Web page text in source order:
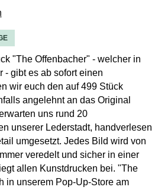
"The Offenbacher" - welcher in
- gibt es ab sofort einen
wir euch den auf 499 Stück
angelehnt an das Original
uns rund 20
unserer Lederstadt, handverlesen
umgesetzt. Jedes Bild wird von
veredelt und sicher in einer
allen Kunstdrucken bei. "The
in unserem Pop-Up-Store am